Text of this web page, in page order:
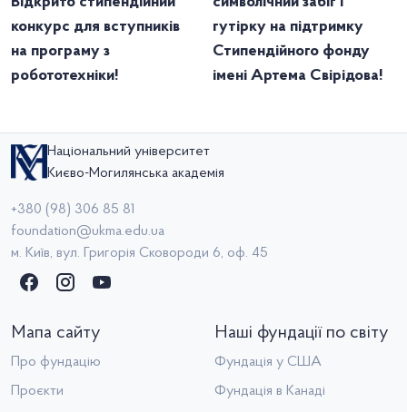
конкурс для вступників
на програму з
робототехніки!
гутірку на підтримку
Стипендійного фонду
імені Артема Свірідова!
Національний університет
Києво-Могилянська академія
+380 (98) 306 85 81
foundation@ukma.edu.ua
м. Київ, вул. Григорія Сковороди 6, оф. 45
Мапа сайту
Про фундацію
Проєкти
Наші фундації по світу
Фундація у США
Фундація в Канаді